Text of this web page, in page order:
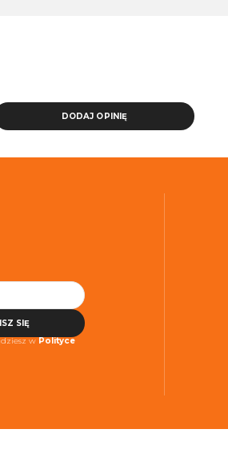
DODAJ OPINIĘ
SIĘ
usługi. Więcej
w Polityce